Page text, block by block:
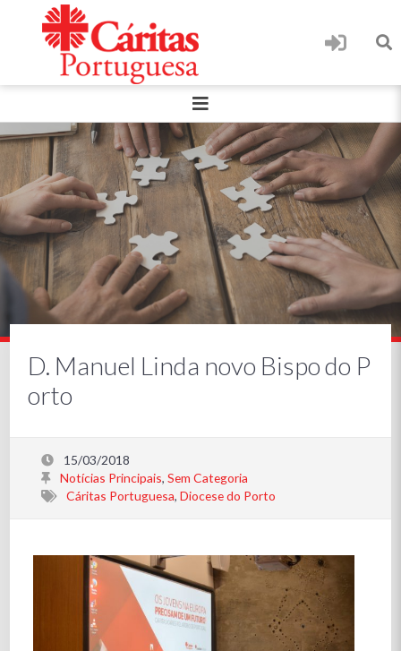
D. Manuel Linda novo Bispo do P
orto
15/03/2018
Notícias Principais,Sem Categoria
Cáritas Portuguesa,Diocese do Porto